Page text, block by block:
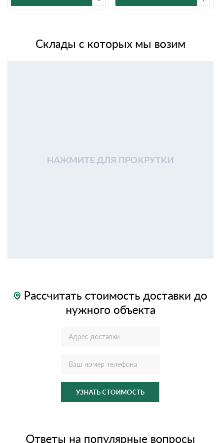
Склады с которых мы возим
НАЖМИТЕ ДЛЯ ПРОКРУТКИ
Рассчитать стоимость доставки до
нужного объекта
УЗНАТЬ СТОИМОСТЬ
Ответы на популярные вопросы